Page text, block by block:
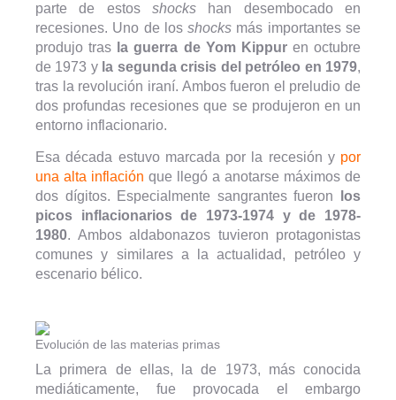
parte de estos shocks han desembocado en
recesiones. Uno de losshocks más importantes se
produjo tras la guerra de Yom Kippur en octubre
de 1973 y la segunda crisis del petróleo en 1979,
tras la revolución iraní. Ambos fueron el preludio de
dos profundas recesiones que se produjeron en un
entorno inflacionario.
Esa década estuvo marcada por la recesión y por
una alta inflación que llegó a anotarse máximos de
dos dígitos. Especialmente sangrantes fueron
los
picos inflacionarios de 1973-1974 y de 1978-
1980. Ambos aldabonazos tuvieron protagonistas
comunes y similares a la actualidad, petróleo y
escenario bélico.
Evolución de las materias primas
La primera de ellas, la de 1973, más conocida
mediáticamente, fue provocada el embargo